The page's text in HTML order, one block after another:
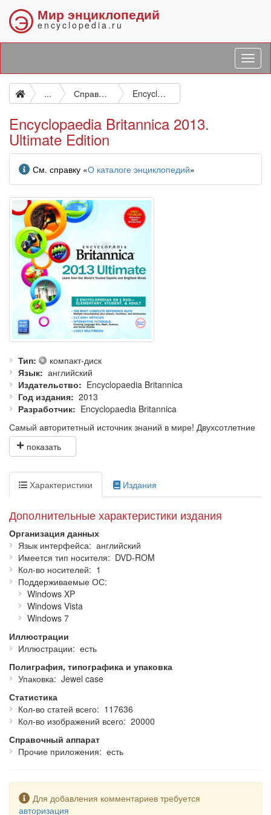
Э Мир энциклопедий
encyclopedia.ru
... Справочные издания общего типа Encyclopaedia Britannica 2013. Ultimate Edition
Encyclopaedia Britannica 2013.
Ultimate Edition
Информация
См. справку «О каталоге энциклопедий»
Тип
компакт-диск
Язык
английский
Издательство
Encyclopaedia Britannica
Год издания
2013
Разработчик
Encyclopaedia Britannica
Самый авторитетный источник знаний в мире! Двухсотлетние
традиции легендарной энциклопедии в сочетании с
новейшими цифровыми технологиями. Оригинальное
Обновленное издание всемирно известной виртуальной
энциклопедии Britannica идеально подходит для проведения
задания. Все факты делятся по возрастным категориям, а
значит, отыскать нужные вам сведения стало намного проще!
Особенности продукта:
117636статей;
16500текстов для учащихся;
Около20000
Бесплатное обновление и свободный доступ к Britannica
Online в течение полугода.
Рассчитана на широкий круг пользователей.
Язык интерфейса:английский
Системные требования для платформы Microsoft
Windows:
Windows XP SP2/Vista/Windows 7;
Pentium III;
512 Mб оперативной памяти;
1,89 Гб свободного места на жестком диске (4,7 Гб для
полной инсталляции);
Видеоадаптер с памятью 32 МБ, поддерживающий
Звуковая карта;
Устройство для чтения DVD-дисков;
Клавиатура;
Характеристики Издания
Дополнительные характеристики издания
Организация данных
Язык интерфейса английский
Имеется тип носителя
DVD-ROM
Кол-во носителей
1
Поддерживаемые ОС
Windows XP
Windows Vista
Windows 7
Иллюстрации
Иллюстрации
есть
Полиграфия, типографика и упаковка
Упаковка Jewel case
Статистика
Кол-во статей всего
117636
Кол-во изображений всего 20000
Справочный аппарат
Прочие приложения
есть
Предупреждение
Для добавления комментариев требуется
авторизация